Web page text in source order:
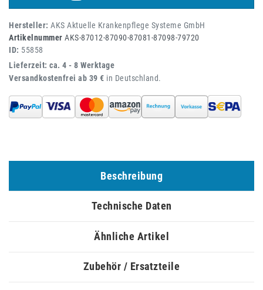
Hersteller: AKS Aktuelle Krankenpflege Systeme GmbH
Artikelnummer AKS-87012-87090-87081-87098-79720
ID: 55858
Lieferzeit: ca. 4 - 8 Werktage
Versandkostenfrei ab 39 € in Deutschland.
Beschreibung
Technische Daten
Ähnliche Artikel
Zubehör / Ersatzteile